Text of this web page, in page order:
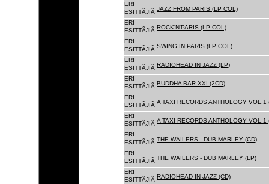
ERI
ESITTÃJIÃ JAZZ FROM PARIS (LP COL)
ERI
ESITTÃJIÃ ROCK'N'PARIS (LP COL)
ERI
ESITTÃJIÃ SWING IN PARIS (LP COL)
ERI
ESITTÃJIÃ RADIOHEAD IN JAZZ (LP)
ERI
ESITTÃJIÃ BUDDHA BAR XXI (2CD)
ERI
ESITTÃJIÃ A TAXI RECORDS ANTHOLOGY VOL.1
ERI
ESITTÃJIÃ A TAXI RECORDS ANTHOLOGY VOL.1
ERI
ESITTÃJIÃ THE WAILERS - DUB MARLEY (CD)
ERI
ESITTÃJIÃ THE WAILERS - DUB MARLEY (LP)
ERI
ESITTÃJIÃ RADIOHEAD IN JAZZ (CD)